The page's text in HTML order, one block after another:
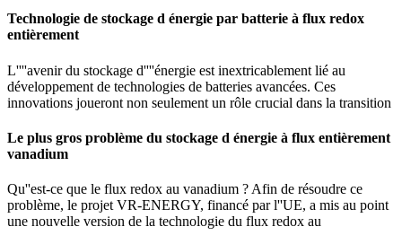
Technologie de stockage d énergie par batterie à flux redox
entièrement
L''''avenir du stockage d''''énergie est inextricablement lié au
développement de technologies de batteries avancées. Ces
innovations joueront non seulement un rôle crucial dans la transition
Le plus gros problème du stockage d énergie à flux entièrement
vanadium
Qu''est-ce que le flux redox au vanadium ? Afin de résoudre ce
problème, le projet VR-ENERGY, financé par l''UE, a mis au point
une nouvelle version de la technologie du flux redox au